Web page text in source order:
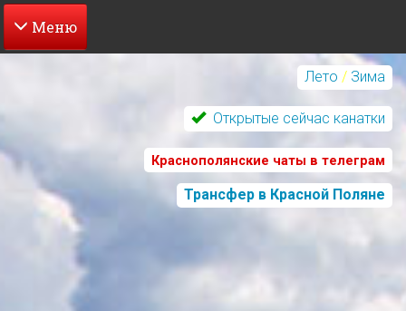
Перейти
содержанию
Лето / Зима
Открытые сейчас канатки
Краснополянские чаты в телеграм
Трансфер в Красной Поляне